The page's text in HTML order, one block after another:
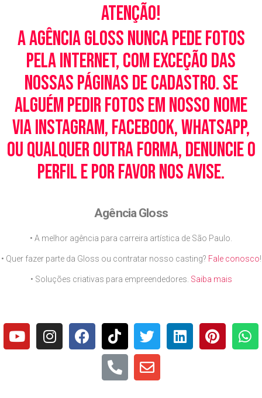
Atenção!
A Agência Gloss nunca pede fotos
pela Internet, com exceção das
nossas páginas de cadastro. Se
alguém pedir fotos em nosso nome
via Instagram, Facebook, WhatsApp,
ou qualquer outra forma, denuncie o
perfil e por favor nos avise.
Agência Gloss
• A melhor agência para carreira artística de São Paulo.
• Quer fazer parte da Gloss ou contratar nosso casting? Fale conosco!
• Soluções criativas para empreendedores. Saiba mais